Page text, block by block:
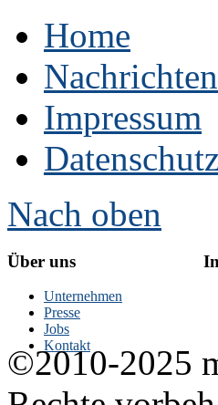
Home
Nachrichten
Impressum
Nach oben
Über uns
Unternehmen
Presse
Jobs
Kontakt
©2010-2025